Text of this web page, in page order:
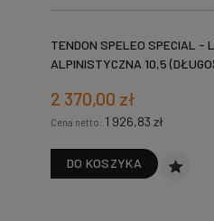
TENDON SPELEO SPECIAL -
2 370,00 zł
Cena netto: 1 926,83 zł
DO KOSZYKA